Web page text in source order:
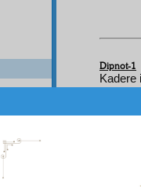
Dipnot-1
Kadere